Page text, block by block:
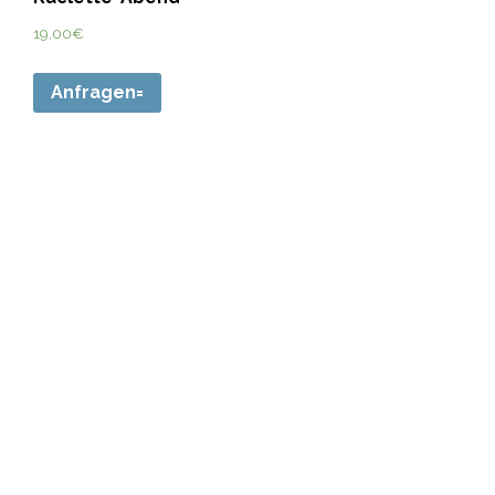
19,00€
Anfragen